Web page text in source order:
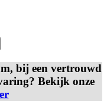
bij een vertrouwd
Bekijk onze